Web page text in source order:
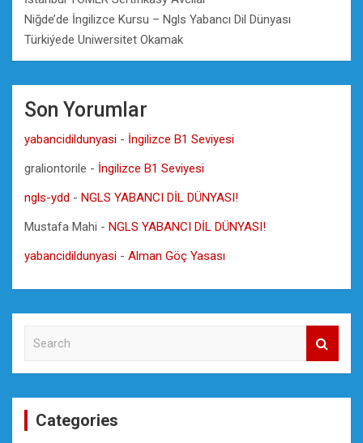
Niğde’de İngilizce Kursu – Ngls Yabancı Dil Dünyası
Türkiýede Uniwersitet Okamak
Son Yorumlar
yabancidildunyasi - İngilizce B1 Seviyesi
graliontorile - İngilizce B1 Seviyesi
ngls-ydd - NGLS YABANCI DİL DÜNYASI!
Mustafa Mahi - NGLS YABANCI DİL DÜNYASI!
yabancidildunyasi - Alman Göç Yasası
c
Categories